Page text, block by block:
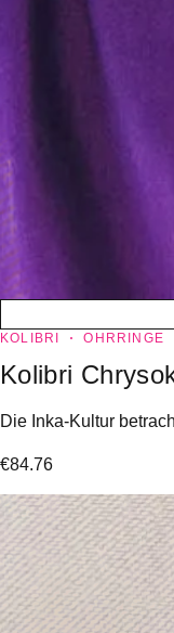
KOLIBRI OHRRINGE
Kolibri
Die Inka-Kultur
€84.76